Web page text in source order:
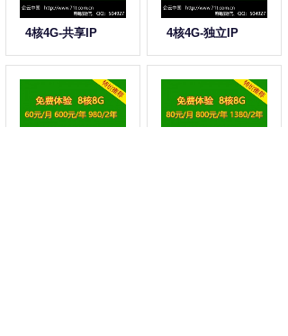
4核4G-共享IP 4核4G-独立IP